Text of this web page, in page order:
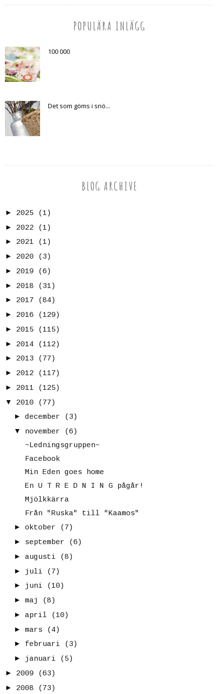
POPULÄRA INLÄGG
100 000
Det som göms i snö...
BLOG ARCHIVE
► 2025
(1)
► 2022
(1)
► 2021
(1)
► 2020
(3)
► 2019
(6)
► 2018
(31)
► 2017
(84)
► 2016
(129)
► 2015
(115)
► 2014
(112)
► 2013
(77)
► 2012
(117)
► 2011
(125)
▼
2010
(77)
► december
(3)
▼
november
(6)
~Ledningsgruppen~
Facebook
Min Eden goes home
En U T R E D N I N G pågår!
Mjölkkärra
Från "Ruska" till "Kaamos"
► oktober
(7)
► september
(6)
► augusti
(8)
► juli
(7)
► juni
(10)
► maj
(8)
► april
(10)
► mars
(4)
► februari
(3)
► januari
(5)
► 2009
(63)
► 2008 (73)